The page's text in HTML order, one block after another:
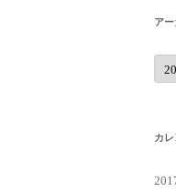
ア
ア
ー
カ
カ